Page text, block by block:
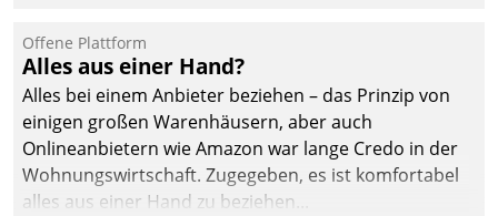
Offene Plattform
Alles aus einer Hand?
Alles bei einem Anbieter beziehen – das Prinzip von
einigen großen Warenhäusern, aber auch
Onlineanbietern wie Amazon war lange Credo in der
Wohnungswirtschaft. Zugegeben, es ist komfortabel
alles aus einer Hand zu beziehen...